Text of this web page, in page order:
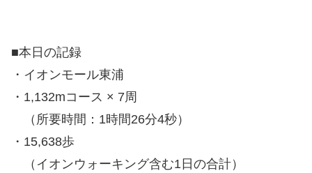
■本日の記録
・イオンモール東浦
・1,132mコース × 7周
（所要時間：1時間26分4秒）
・15,638歩
（イオンウォーキング含む1日の合計）